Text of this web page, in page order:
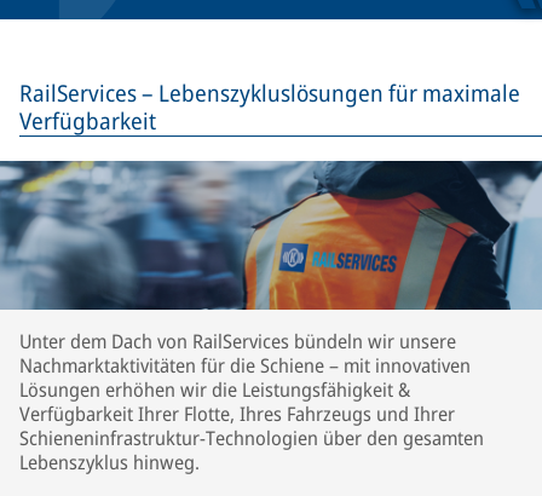
RailServices – Lebenszykluslösungen für maximale
Verfügbarkeit
Unter dem Dach von RailServices bündeln wir unsere
Nachmarktaktivitäten für die Schiene – mit innovativen
Lösungen erhöhen wir die Leistungsfähigkeit &
Verfügbarkeit Ihrer Flotte, Ihres Fahrzeugs und Ihrer
Schieneninfrastruktur-Technologien über den gesamten
Lebenszyklus hinweg.